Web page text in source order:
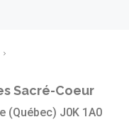
Sacré-Coeur
(Québec) J0K 1A0